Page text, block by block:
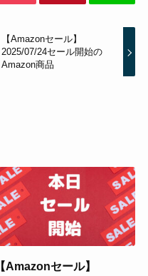
【Amazonセール】
2025/07/24セール開始の
Amazon商品
【Amazonセール】